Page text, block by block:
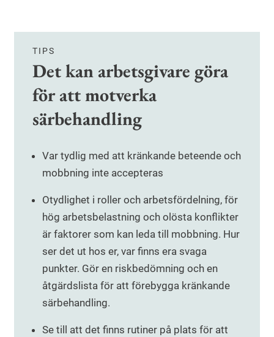
TIPS
Det kan arbetsgivare göra
för att motverka
särbehandling
Var tydlig med att kränkande beteende och
mobbning inte accepteras
Otydlighet i roller och arbetsfördelning, för
hög arbetsbelastning och olösta konflikter
är faktorer som kan leda till mobbning. Hur
ser det ut hos er, var finns era svaga
punkter. Gör en riskbedömning och en
åtgärdslista för att förebygga kränkande
särbehandling.
Se till att det finns rutiner på plats för att